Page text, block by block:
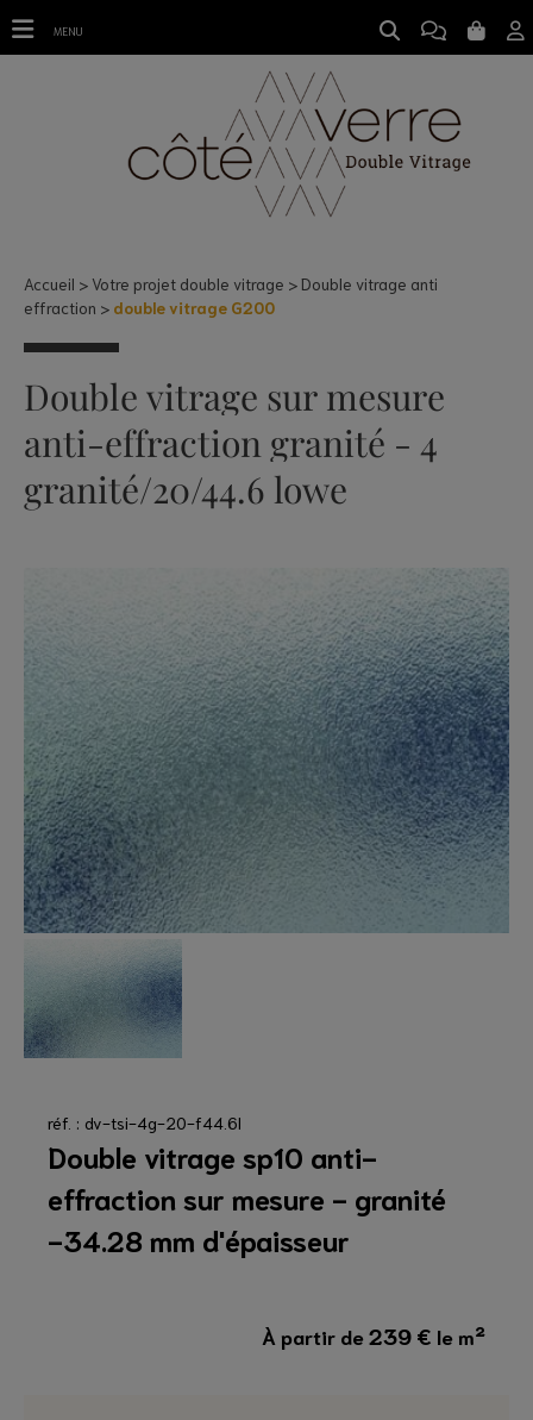
double vitrage G200
Accueil Votre projet double vitrage
Double vitrage anti
effraction
double vitrage G200
Double vitrage sur mesure
anti-effraction granité - 4
granité/20/44.6 lowe
réf. : dv-tsi-4g-20-f44.6l
Double vitrage sp10 anti-
effraction sur mesure - granité
-34.28 mm d'épaisseur
À partir de239 € le m²
MENU